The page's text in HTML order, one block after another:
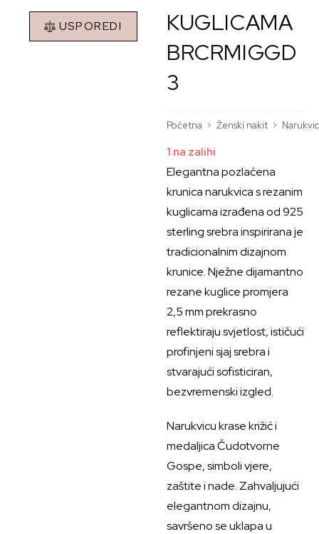
USPOREDI
KUGLICAMA
BRCRMIGGD
3
Početna > Ženski nakit >
1 na zalihi
Elegantna pozlaćena
krunica narukvica s rezanim
kuglicama izrađena od 925
sterling srebra inspirirana je
tradicionalnim dizajnom
krunice. Nježne dijamantno
rezane kuglice promjera
2,5 mm prekrasno
reflektiraju svjetlost, ističući
profinjeni sjaj srebra i
stvarajući sofisticiran,
bezvremenski izgled.
Narukvicu krase križić i
medaljica Čudotvorne
Gospe, simboli vjere,
zaštite i nade. Zahvaljujući
elegantnom dizajnu,
savršeno se uklapa u